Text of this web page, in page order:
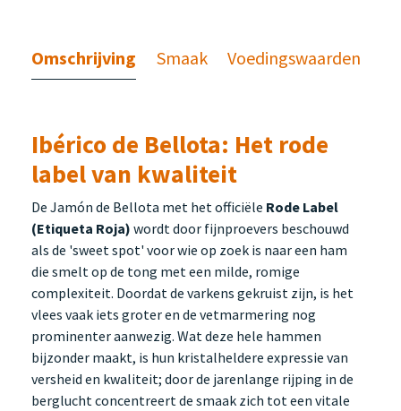
Omschrijving Smaak Voedingswaarden
Ibérico de Bellota: Het rode
label van kwaliteit
De Jamón de Bellota met het officiële Rode Label
(Etiqueta Roja) wordt door fijnproevers beschouwd
als de 'sweet spot' voor wie op zoek is naar een ham
die smelt op de tong met een milde, romige
complexiteit. Doordat de varkens gekruist zijn, is het
vlees vaak iets groter en de vetmarmering nog
prominenter aanwezig. Wat deze hele hammen
bijzonder maakt, is hun kristalheldere expressie van
versheid en kwaliteit; door de jarenlange rijping in de
berglucht concentreert de smaak zich tot een vitale